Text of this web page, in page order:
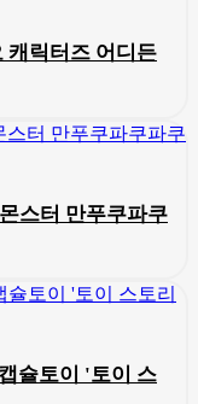
캐릭터즈 어디든
스터 만푸쿠파쿠
슐토이 '토이 스